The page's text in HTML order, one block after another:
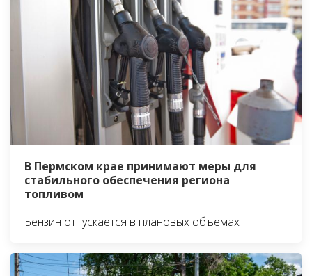
В Пермском крае принимают меры для
стабильного обеспечения региона
топливом
Бензин отпускается в плановых объёмах